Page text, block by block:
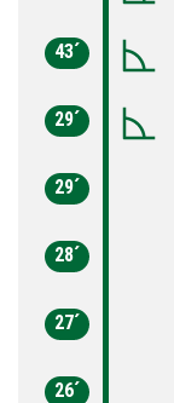
43´
29´
29´
28´
27´
26´